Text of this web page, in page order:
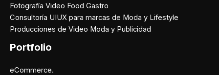
Fotografía Video Food Gastro
Consultoría UIUX para marcas de Moda y Lifestyle
Producciones de Video Moda y Publicidad
Portfolio
eCommerce.